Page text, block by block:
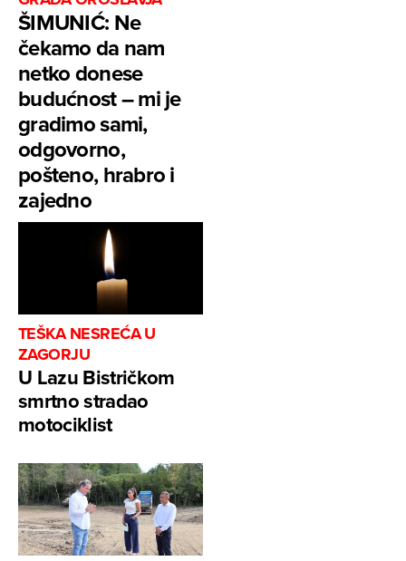
ŠIMUNIĆ: Ne
čekamo da nam
netko donese
budućnost – mi je
gradimo sami,
odgovorno,
pošteno, hrabro i
zajedno
TEŠKA NESREĆA U
ZAGORJU
U Lazu Bistričkom
smrtno stradao
motociklist